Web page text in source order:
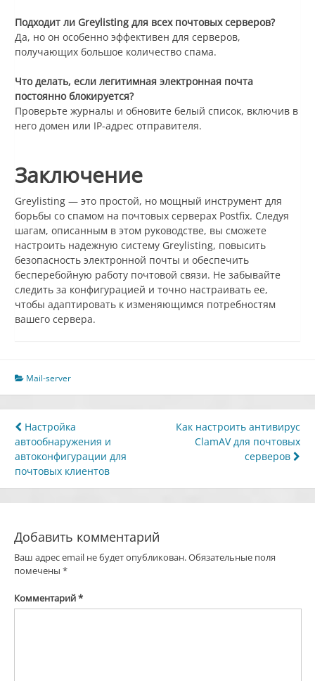
Подходит ли Greylisting для всех почтовых серверов?
Да, но он особенно эффективен для серверов,
получающих большое количество спама.
Что делать, если легитимная электронная почта
постоянно блокируется?
Проверьте журналы и обновите белый список, включив в
него домен или IP-адрес отправителя.
Заключение
Greylisting — это простой, но мощный инструмент для
борьбы со спамом на почтовых серверах Postfix. Следуя
шагам, описанным в этом руководстве, вы сможете
настроить надежную систему Greylisting, повысить
безопасность электронной почты и обеспечить
бесперебойную работу почтовой связи. Не забывайте
следить за конфигурацией и точно настраивать ее,
чтобы адаптировать к изменяющимся потребностям
вашего сервера.
Mail-server
Навигация
по
записям
Настройка
автообнаружения и
автоконфигурации для
почтовых клиентов
Как настроить антивирус
ClamAV для почтовых
серверов
Добавить комментарий
Ваш адрес email не будет опубликован.Обязательные поля
помечены *
Комментарий*